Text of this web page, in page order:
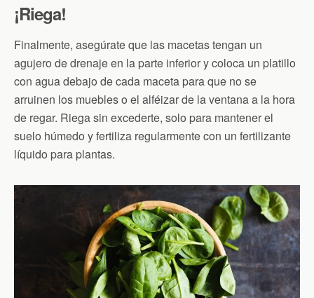
¡Riega!
Finalmente, asegúrate que las macetas tengan un
agujero de drenaje en la parte inferior y coloca un platillo
con agua debajo de cada maceta para que no se
arruinen los muebles o el alféizar de la ventana a la hora
de regar. Riega sin excederte, solo para mantener el
suelo húmedo y fertiliza regularmente con un fertilizante
líquido para plantas.